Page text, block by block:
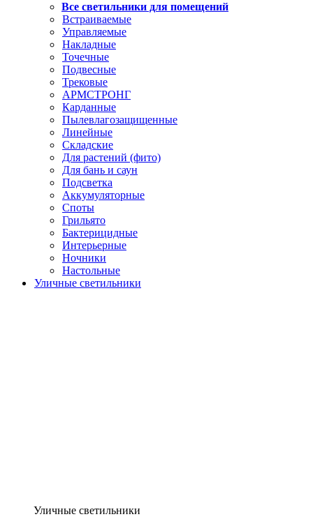
Все светильники для помещений
Встраиваемые
Управляемые
Накладные
Точечные
Подвесные
Трековые
АРМСТРОНГ
Карданные
Пылевлагозащищенные
Линейные
Складские
Для растений (фито)
Для бань и саун
Подсветка
Аккумуляторные
Споты
Грильято
Бактерицидные
Интерьерные
Ночники
Настольные
Уличные светильники
Уличные светильники